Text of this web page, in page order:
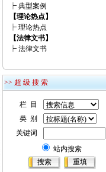
┝ 典型案例
【理论热点】
┝ 理论热点
【法律文书】
┝ 法律文书
>> 超 级 搜 索
栏 目
类 别
关键词
站内搜索